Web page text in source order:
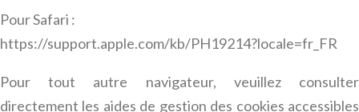
Pour Safari :
https://support.apple.com/kb/PH19214?locale=fr_FR
Pour tout autre navigateur, veuillez consulter
directement les aides de gestion des cookies accessibles